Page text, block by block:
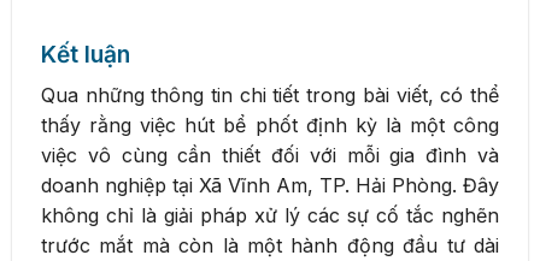
Kết luận
Qua những thông tin chi tiết trong bài viết, có thể
thấy rằng việc hút bể phốt định kỳ là một công
việc vô cùng cần thiết đối với mỗi gia đình và
doanh nghiệp tại Xã Vĩnh Am, TP. Hải Phòng. Đây
không chỉ là giải pháp xử lý các sự cố tắc nghẽn
trước mắt mà còn là một hành động đầu tư dài